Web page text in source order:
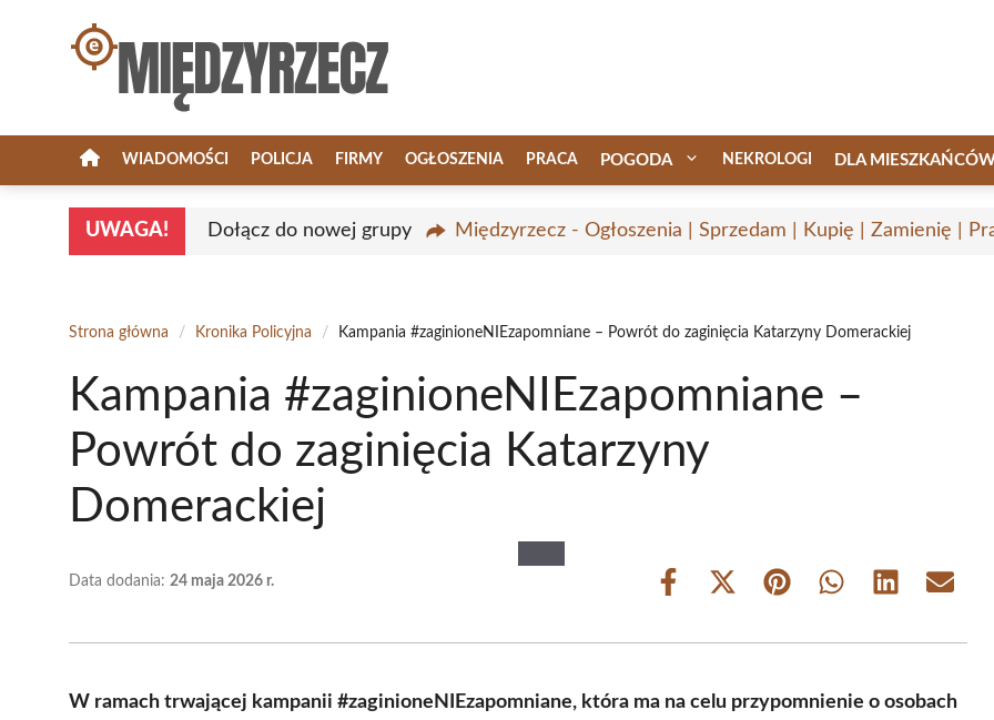
WIADOMOŚCI POLICJA FIRMY OGŁOSZENIA PRACA POGODA NEKROLOGI DLA
UWAGA! Dołącz do nowej grupy Międzyrzecz - Ogłoszenia | Sprzedam | Kupię | Zamienię |
Strona główna / Kronika Policyjna / Kampania #zaginioneNIEzapomniane – Powrót do zaginięcia Katarzyny Domerackiej
Kampania #zaginioneNIEzapomniane –
Powrót do zaginięcia Katarzyny
Domerackiej
Data dodania: 24 maja 2026 r.
Share
Share
(Twitter)
Share Share Share Share
W ramach trwającej kampanii #zaginioneNIEzapomniane, która ma na celu przypomnienie o osobach